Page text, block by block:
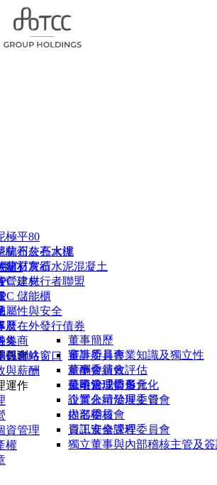
極平80
蘭石灰石水泥
蘭石灰石水泥混凝土
建材
儲能櫃
屬性與安全
杭州公亮大樓
建材實績
營建先行者聯盟
心
曆
券商
觀測站
及在外發行債券
董事簡歷
董事所具專業知識及獨立性
董事會績效評估
董事會成員多元化
員會
審計委員會
薪酬委員會
風險管理委員會
企業永續發展委員會
提名委員會
資訊安全管理委員會
獨立董事與內部稽核主管及
與薪酬
運作
公司治理情形
設置公司治理主管
內部稽核
員工進修課程
資管理
權
集
係聯絡窗口